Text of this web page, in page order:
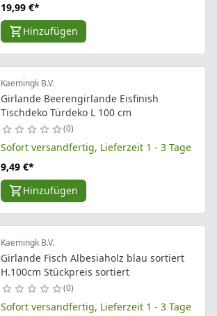
19,99 €*
Hinzufügen
Kaemingk B.V.
Girlande Beerengirlande Eisfinish
Tischdeko Türdeko L 100 cm
0
Sofort versandfertig, Lieferzeit 1 - 3 Tage
9,49 €*
Hinzufügen
Kaemingk B.V.
Girlande Fisch Albesiaholz blau sortiert
H.100cm Stückpreis sortiert
0
Sofort versandfertig, Lieferzeit 1 - 3 Tage